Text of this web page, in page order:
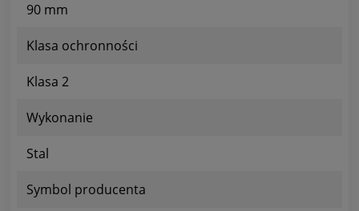
90 mm
Klasa ochronności
Klasa 2
Wykonanie
Stal
Symbol producenta